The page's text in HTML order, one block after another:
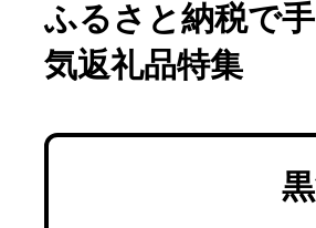
ふるさと納税で
気返礼品特集